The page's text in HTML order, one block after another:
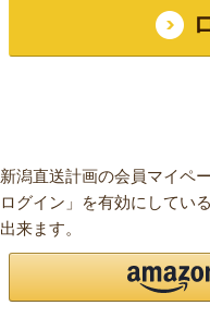
新潟直送計画の会員マイペ
ログイン」を有効にしてい
出来ます。